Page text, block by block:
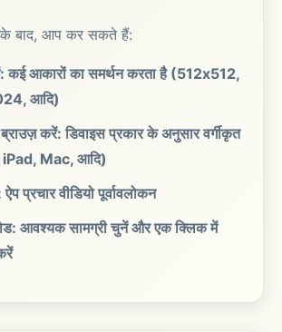
के बाद, आप कर सकते हैं:
आकारों का समर्थन करता है (512x512,
आदि)
करें: डिवाइस प्रकार के अनुसार वर्गीकृत
Mac, आदि)
प्रचार वीडियो पूर्वावलोकन
आवश्यक सामग्री चुनें और एक क्लिक में